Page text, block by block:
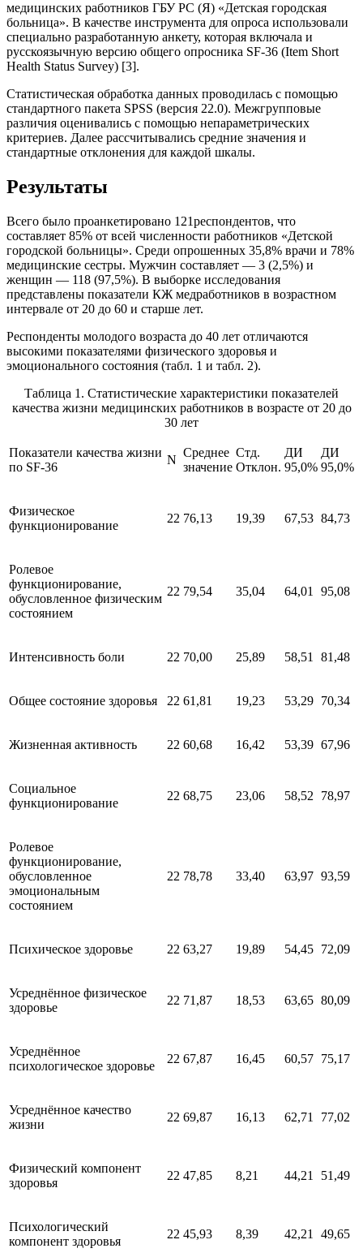
медицинских работников ГБУ РС (Я) «Детская городская
больница». В качестве инструмента для опроса использовали
специально разработанную анкету, которая включала и
русскоязычную версию общего опросника SF-36 (Item Short
Health Status Survey) [3].
Статистическая обработка данных проводилась с помощью
стандартного пакета SPSS (версия 22.0). Межгрупповые
различия оценивались с помощью непараметрических
критериев. Далее рассчитывались средние значения и
стандартные отклонения для каждой шкалы.
Результаты
Всего было проанкетировано 121респондентов, что
составляет 85% от всей численности работников «Детской
городской больницы». Среди опрошенных 35,8% врачи и 78%
медицинские сестры. Мужчин составляет — 3 (2,5%) и
женщин — 118 (97,5%). В выборке исследования
представлены показатели КЖ медработников в возрастном
интервале от 20 до 60 и старше лет.
Респонденты молодого возраста до 40 лет отличаются
высокими показателями физического здоровья и
эмоционального состояния (табл. 1 и табл. 2).
Таблица 1. Статистические характеристики показателей
качества жизни медицинских работников в возрасте от 20 до
30 лет
Показатели качества жизни
по SF-36
N
Среднее
значение
Стд.
Отклон.
ДИ
95,0%
ДИ
95,0%
Физическое
функционирование
22 76,13 19,39 67,53 84,73
Ролевое
функционирование,
обусловленное физическим
состоянием
22 79,54 35,04 64,01 95,08
Интенсивность боли 22 70,00 25,89 58,51 81,48
Общее состояние здоровья 22 61,81 19,23 53,29 70,34
Жизненная активность 22 60,68 16,42 53,39 67,96
Социальное
функционирование
22 68,75 23,06 58,52 78,97
Ролевое
функционирование,
обусловленное
эмоциональным
состоянием
22 78,78 33,40 63,97 93,59
Психическое здоровье 22 63,27 19,89 54,45 72,09
Усреднённое физическое
здоровье
22 71,87 18,53 63,65 80,09
Усреднённое
психологическое здоровье
22 67,87 16,45 60,57 75,17
Усреднённое качество
жизни
22 69,87 16,13 62,71 77,02
Физический компонент
здоровья
22 47,85 8,21 44,21 51,49
Психологический
компонент здоровья
22 45,93 8,39 42,21 49,65